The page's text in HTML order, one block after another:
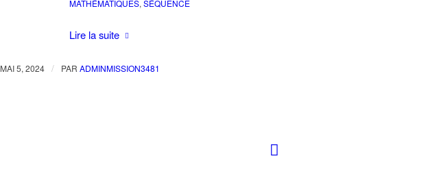
MATHÉMATIQUES, SÉQUENCE
Lire la suite
MAI 5, 2024 / PAR ADMINMISSION3481